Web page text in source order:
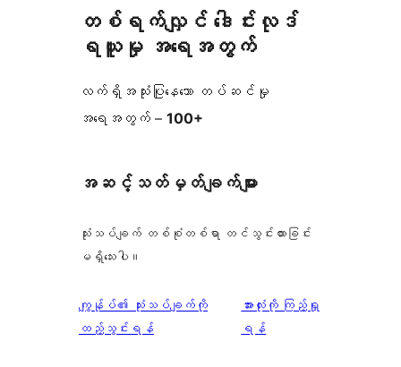
တစ်ရက်လျှင် ဒေါင်းလုဒ်
ရယူမှု အရေအတွက်
လက်ရှိအသုံးပြုနေသော တပ်ဆင်မှု
အရေအတွက် – 100+
အဆင့်သတ်မှတ်ချက်များ
သုံးသပ်ချက် တစ်စုံတစ်ရာ တင်သွင်းထားခြင်း
မရှိသေးပါ။
ကျွန်ုပ်၏ သုံးသပ်ချက်ကို
ထည့်သွင်းရန်
သုံးသပ်
ချက်
အားလုံးကို ကြည့်ရှု
ရန်